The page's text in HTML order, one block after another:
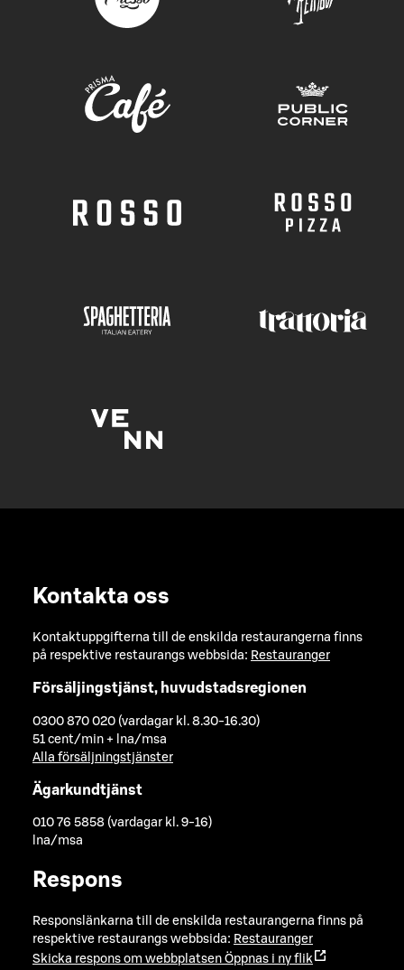
Kontakta oss
Kontaktuppgifterna till de enskilda restaurangerna finns
på respektive restaurangs webbsida: Restauranger
Försäljingstjänst, huvudstadsregionen
0300 870 020 (vardagar kl. 8.30-16.30)
51 cent/min + lna/msa
Alla försäljningstjänster
Ägarkundtjänst
010 76 5858 (vardagar kl. 9-16)
lna/msa
Respons
Responslänkarna till de enskilda restaurangerna finns på
respektive restaurangs webbsida: Restauranger
Skicka respons om webbplatsen Öppnas i ny flik